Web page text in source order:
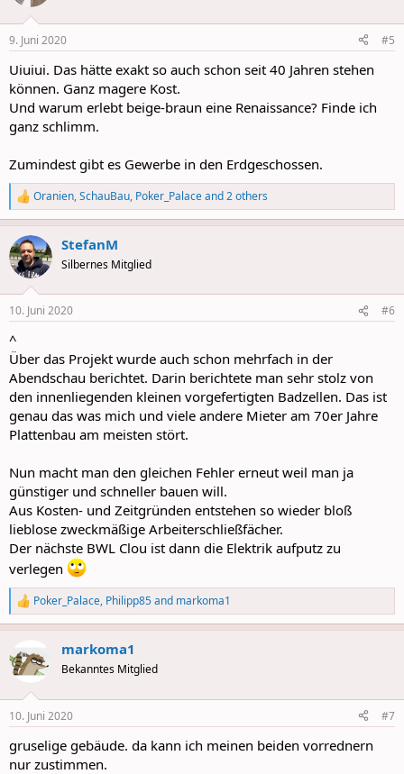
s
9. Juni 2020 #5
Uiuiui. Das hätte exakt so auch schon seit 40 Jahren stehen
können. Ganz magere Kost.
Und warum erlebt beige-braun eine Renaissance? Finde ich
ganz schlimm.
Zumindest gibt es Gewerbe in den Erdgeschossen.
R
e
a
c
t
i
s
Oranien,SchauBau, Poker_Palaceand 2 others
StefanM
Silbernes Mitglied
10. Juni 2020 #6
^
Über das Projekt wurde auch schon mehrfach in der
Abendschau berichtet. Darin berichtete man sehr stolz von
den innenliegenden kleinen vorgefertigten Badzellen. Das ist
genau das was mich und viele andere Mieter am 70er Jahre
Plattenbau am meisten stört.
Nun macht man den gleichen Fehler erneut weil man ja
günstiger und schneller bauen will.
Aus Kosten- und Zeitgründen entstehen so wieder bloß
lieblose zweckmäßige Arbeiterschließfächer.
Der nächste BWL Clou ist dann die Elektrik aufputz zu
verlegen
R
e
a
c
t
i
s
Poker_Palace, Philipp85and markoma1
markoma1
Bekanntes Mitglied
10. Juni 2020 #7
gruselige gebäude. da kann ich meinen beiden vorrednern
nur zustimmen.